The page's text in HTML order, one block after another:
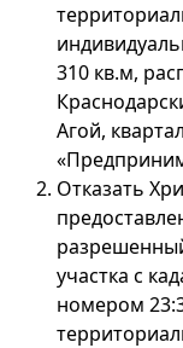
310 кв.м,
Агой,
Отказать
участка с
номером